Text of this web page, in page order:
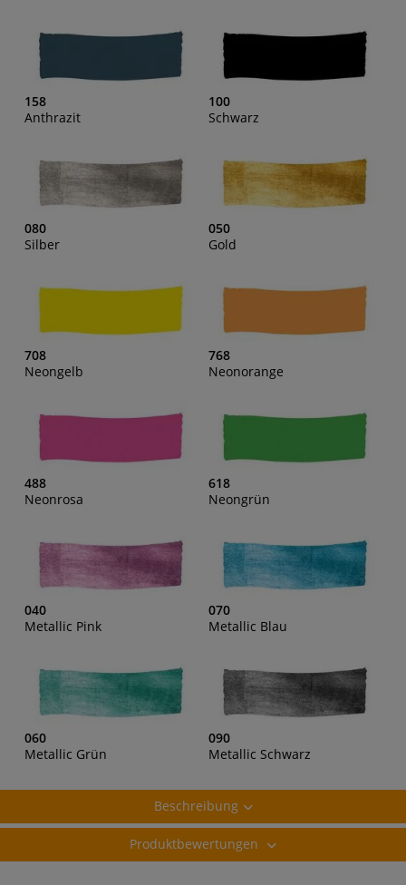
158
Anthrazit
100
Schwarz
080
Silber
050
Gold
708
Neongelb
768
Neonorange
488
Neonrosa
618
Neongrün
040
Metallic Pink
070
Metallic Blau
060
Metallic Grün
090
Metallic Schwarz
Beschreibung
Produktbewertungen